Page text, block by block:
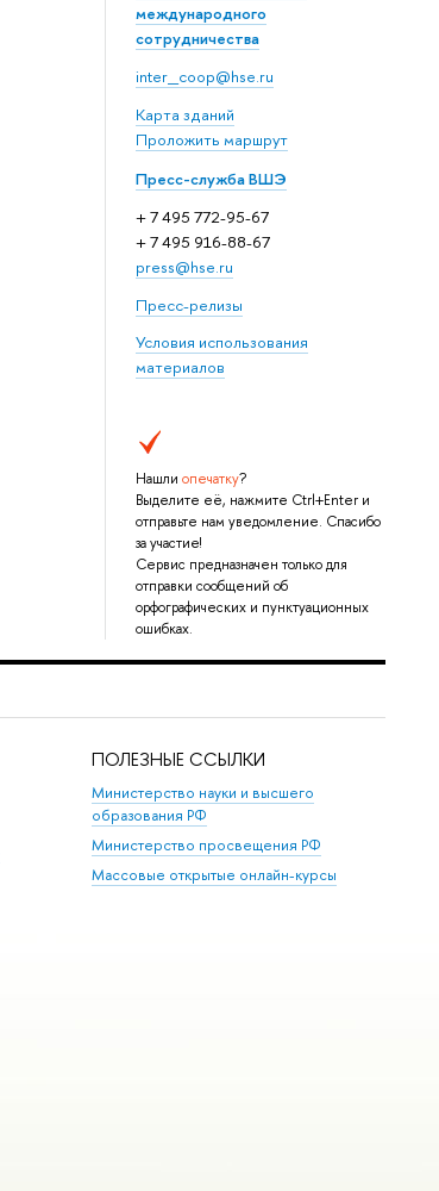
международного
сотрудничества
inter_coop@hse.ru
Карта зданий
Проложить маршрут
Пресс-служба ВШЭ
+ 7 495 772-95-67
+ 7 495 916-88-67
press@hse.ru
Пресс-релизы
Условия использования
материалов
Нашли опечатку?
Выделите её, нажмите Ctrl+Enter и
отправьте нам уведомление. Спасибо
за участие!
Сервис предназначен только для
отправки сообщений об
орфографических и пунктуационных
ошибках.
ПОЛЕЗНЫЕ ССЫЛКИ
Министерство науки и высшего
образования РФ
Министерство просвещения РФ
Массовые открытые онлайн-курсы